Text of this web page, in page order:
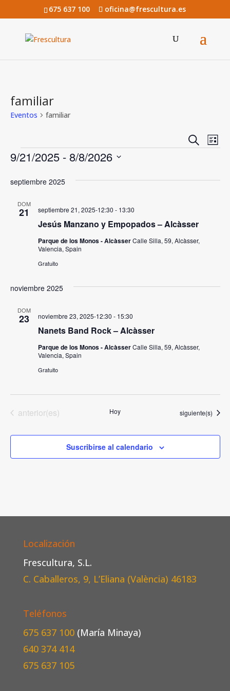
675 637 100 oficina@frescultura.es
familiar
Eventos familiar
de
Buscar
de
de
Lista
Eventos
9/21/2025 - 8/8/2026
fecha.
septiembre 2025
DOM
21
Jesús Manzano y Empopados – Alcàsser
septiembre 21, 2025-12:30 - 13:30
Parque de los Monos - AlcàsserCalle Silla, 59, Alcàsser,
Valencia, Spain
Gratuito
noviembre 2025
DOM
23
Nanets Band Rock – Alcàsser
noviembre 23, 2025-12:30 - 15:30
Parque de los Monos - AlcàsserCalle Silla, 59, Alcàsser,
Valencia, Spain
Gratuito
Eventos
anterior(es) Hoy Eventos
siguiente(s)
Suscribirse al calendario
Localización
Frescultura, S.L.
C. Caballeros, 9, L’Eliana (València) 46183
Teléfonos
675 637 100 (María Minaya)
640 374 414
675 637 105